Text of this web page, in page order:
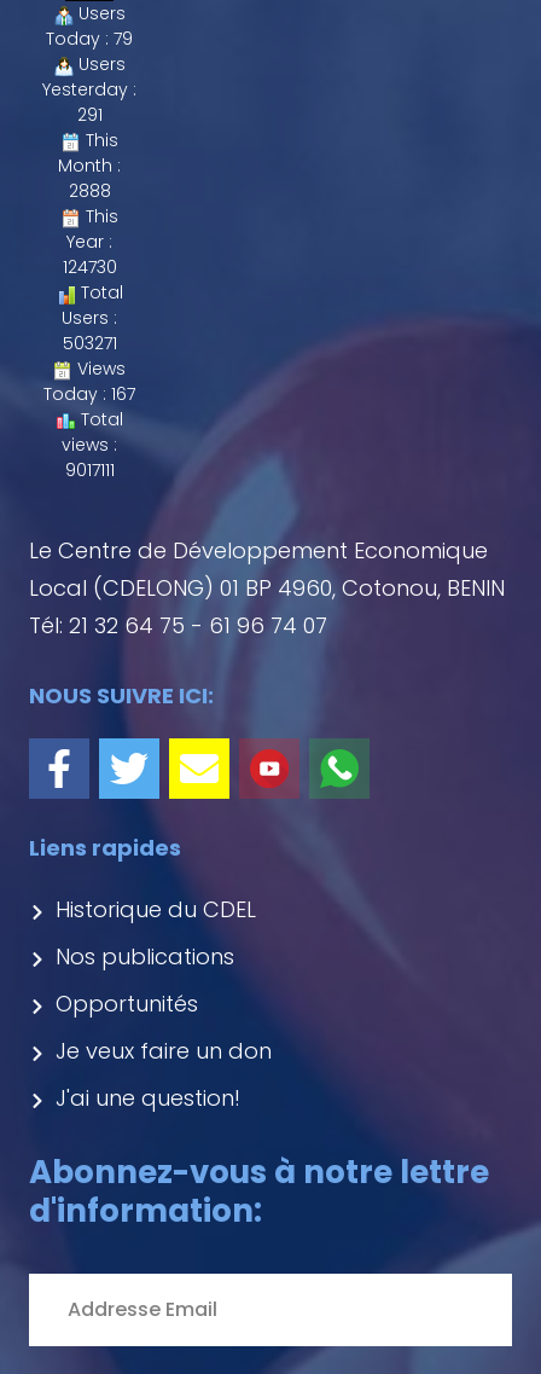
Liens rapides
Historique du CDEL
Nos publications
Opportunités
Je veux faire un don
J'ai une question!
Le Centre de Développement Economique
Local (CDELONG) 01 BP 4960, Cotonou, BENIN
Tél: 21 32 64 75 - 61 96 74 07
NOUS SUIVRE ICI:
Abonnez-vous à notre lettre
d'information:
Users
Today : 79
Users
Yesterday :
291
This
Month :
2888
This
Year :
124730
Total
Users :
503271
Views
Today : 167
Total
views :
9017111